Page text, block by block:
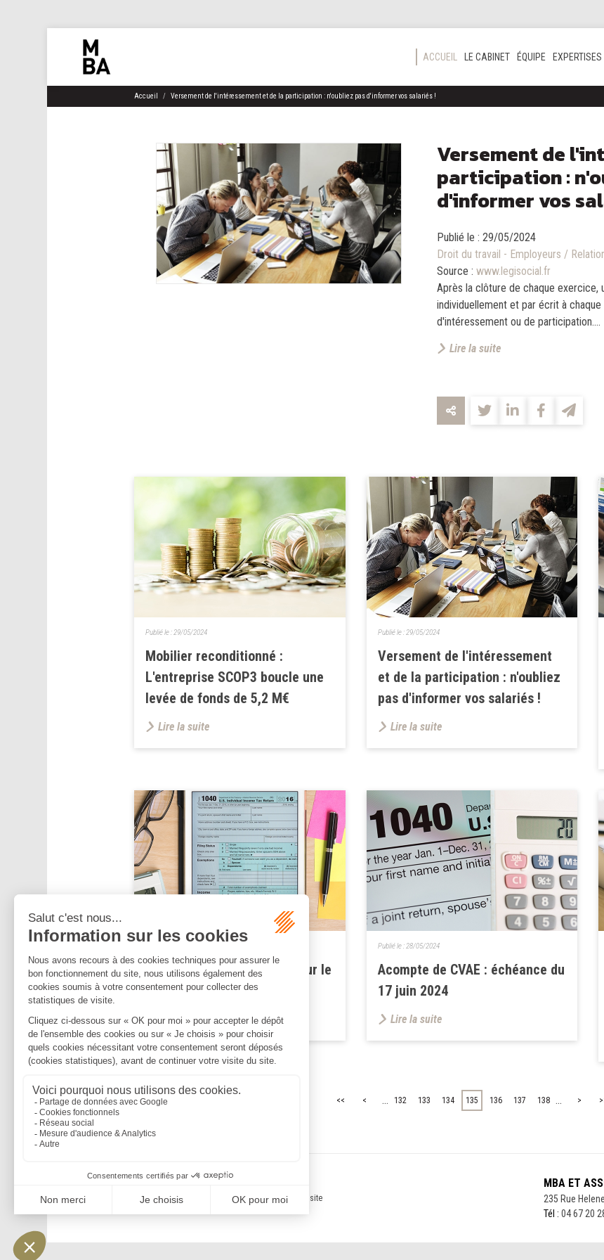
ACCUEIL LE CABINET ÉQUIPE EXPERTISES
Accueil Versement de l'intéressement et de la participation : n'oubliez pas d'informer vos salariés !
Versement de
participation :
d'informer vos
Publié le : 29/05/2024
Droit du travail - Employeurs /
Source : www.legisocial.fr
Après la clôture de chaque
individuellement et par écrit à
d'intéressement ou de participation....
Lire la suite
Mobilier reconditionné :
L'entreprise SCOP3 boucle une
levée de fonds de 5,2 M€
Publié le :29/05/2024
Lire la suite
Versement de l'intéressement
et de la participation : n'oubliez
pas d'informer vos salariés !
Publié le :29/05/2024
Lire la suite
Droit de reprise de l'impôt sur le
revenu
Lire la suite
Acompte de CVAE : échéance du
17 juin 2024
Publié le :28/05/2024
Lire la suite
<< < ... 132 133 134 135 136 137 138 ... >
Mentions légales Politique de confidentialité Politique de cookiesPlan du site
MBA ET
235 Rue
Tél : 04 67 20